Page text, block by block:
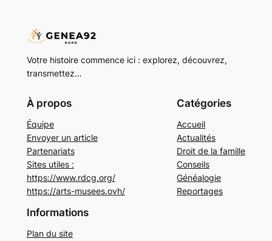
Votre histoire commence ici : explorez, découvrez,
transmettez…
À propos
Équipe
Envoyer un article
Partenariats
Sites utiles :
https://www.rdcg.org/
https://arts-musees.ovh/
Catégories
Accueil
Actualités
Droit de la famille
Conseils
Généalogie
Reportages
Informations
Plan du site